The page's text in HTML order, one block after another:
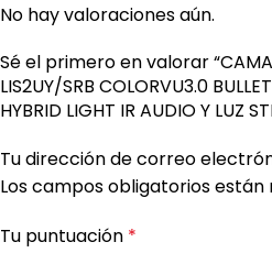
No hay valoraciones aún.
Sé el primero en valorar
LIS2UY/SRB COLORVU3.0
HYBRID LIGHT IR AUDIO Y LUZ
Tu dirección de correo
Los campos obligatorios
Tu puntuación *